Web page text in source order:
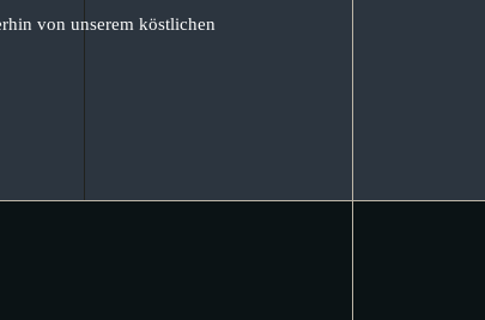
von unserem köstlichen